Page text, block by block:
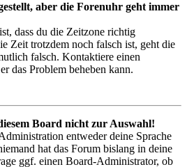
aber die Forenuhr geht immer
dass du die Zeitzone richtig
Zeit trotzdem noch falsch ist, geht die
falsch. Kontaktiere einen
das Problem beheben kann.
Board nicht zur Auswahl!
entweder deine Sprache
hat das Forum bislang in deine
ggf. einen Board-Administrator, ob